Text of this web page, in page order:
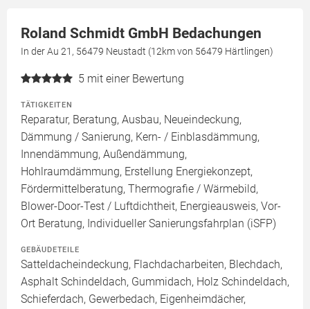
Roland Schmidt GmbH Bedachungen
In der Au 21, 56479 Neustadt (12km von 56479 Härtlingen)
5 mit einer Bewertung
TÄTIGKEITEN
Reparatur, Beratung, Ausbau, Neueindeckung,
Dämmung / Sanierung, Kern- / Einblasdämmung,
Innendämmung, Außendämmung,
Hohlraumdämmung, Erstellung Energiekonzept,
Fördermittelberatung, Thermografie / Wärmebild,
Blower-Door-Test / Luftdichtheit, Energieausweis, Vor-
Ort Beratung, Individueller Sanierungsfahrplan (iSFP)
GEBÄUDETEILE
Satteldacheindeckung, Flachdacharbeiten, Blechdach,
Asphalt Schindeldach, Gummidach, Holz Schindeldach,
Schieferdach, Gewerbedach, Eigenheimdächer,